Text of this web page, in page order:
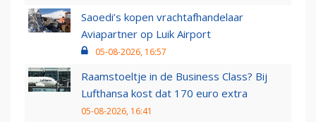
Saoedi’s kopen vrachtafhandelaar
Aviapartner op Luik Airport
05-08-2026, 16:57
Raamstoeltje in de Business Class? Bij
Lufthansa kost dat 170 euro extra
05-08-2026, 16:41